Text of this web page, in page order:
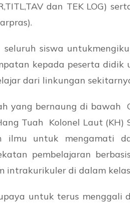
dan TEK LOG)
siswa
kepada peserta didik
dari linkungan
yang bernaung di bawah
Tuah Kolonel Laut (KH)
ilmu untuk mengamati
pembelajaran
intrakurikuler di dalam
untuk terus menggali